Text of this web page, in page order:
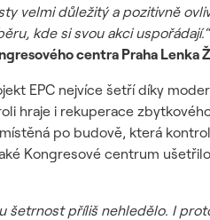
velmi důležitý a pozitivně
kde si svou akci uspořádají.“
centra Praha Lenka
EPC nejvíce šetří díky
hraje i rekuperace
po budově, která
Kongresové centrum
šetrnost příliš nehledělo. I